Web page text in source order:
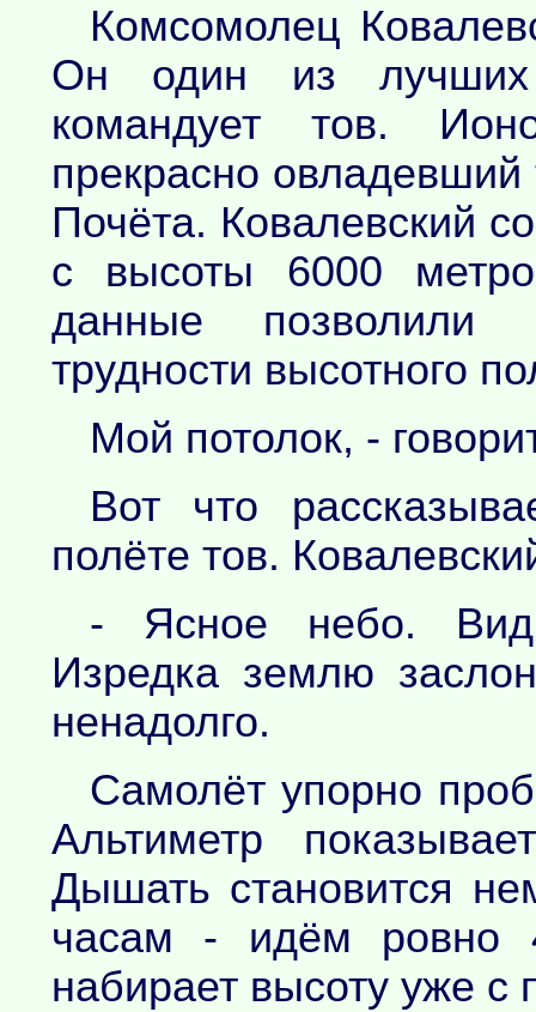
Комсомолец
Он один из лучших
командует тов.
прекрасно овладевший
Почёта. Ковалевский
с высоты 6000
данные позволили
трудности высотного
Мой потолок, -
Вот что
полёте тов.
- Ясное небо.
Изредка землю
ненадолго.
Самолёт упорно
Альтиметр
Дышать становится
часам - идём ровно
набирает высоту уже с